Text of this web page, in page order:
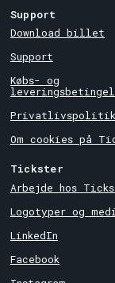
Support
Download billet
Support
Købs- og
Privatlivspolitik
Om cookies på
Tickster
Arbejde hos
Logotyper og
LinkedIn
Facebook